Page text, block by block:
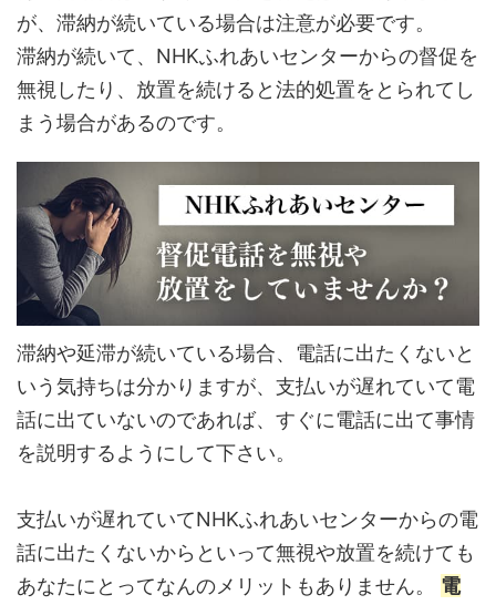
が、滞納が続いている場合は注意が必要です。
滞納が続いて、NHKふれあいセンターからの督促を
無視したり、放置を続けると法的処置をとられてし
まう場合があるのです。
滞納や延滞が続いている場合、電話に出たくないと
いう気持ちは分かりますが、支払いが遅れていて電
話に出ていないのであれば、すぐに電話に出て事情
を説明するようにして下さい。
支払いが遅れていてNHKふれあいセンターからの電
話に出たくないからといって無視や放置を続けても
あなたにとってなんのメリットもありません。 電